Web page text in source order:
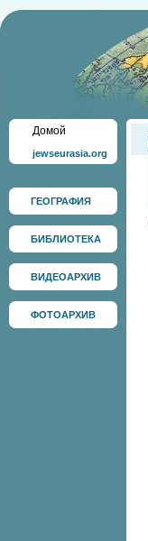
Домой
jewseurasia.org
ГЕОГРАФИЯ
БИБЛИОТЕКА
ВИДЕОАРХИВ
ФОТОАРХИВ